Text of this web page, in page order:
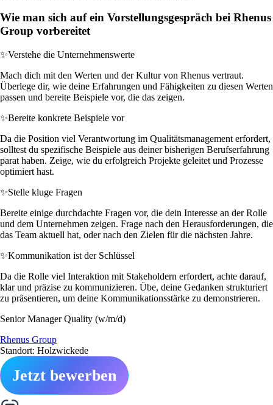
Wie man sich auf ein Vorstellungsgespräch bei Rhenus
Group vorbereitet
✨Verstehe die Unternehmenswerte
Mach dich mit den Werten und der Kultur von Rhenus vertraut.
Überlege dir, wie deine Erfahrungen und Fähigkeiten zu diesen Werten
passen und bereite Beispiele vor, die das zeigen.
✨Bereite konkrete Beispiele vor
Da die Position viel Verantwortung im Qualitätsmanagement erfordert,
solltest du spezifische Beispiele aus deiner bisherigen Berufserfahrung
parat haben. Zeige, wie du erfolgreich Projekte geleitet und Prozesse
optimiert hast.
✨Stelle kluge Fragen
Bereite einige durchdachte Fragen vor, die dein Interesse an der Rolle
und dem Unternehmen zeigen. Frage nach den Herausforderungen, die
das Team aktuell hat, oder nach den Zielen für die nächsten Jahre.
✨Kommunikation ist der Schlüssel
Da die Rolle viel Interaktion mit Stakeholdern erfordert, achte darauf,
klar und präzise zu kommunizieren. Übe, deine Gedanken strukturiert
zu präsentieren, um deine Kommunikationsstärke zu demonstrieren.
Senior Manager Quality (w/m/d)
Rhenus Group
Standort: Holzwickede
Jetzt bewerben